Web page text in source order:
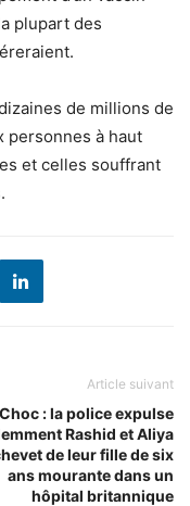
plupart des
de millions de
personnes à haut
et celles souffrant
Article suivant
Choc : la police expulse
Rashid et Aliya
de leur fille de six
ans mourante dans un
hôpital britannique